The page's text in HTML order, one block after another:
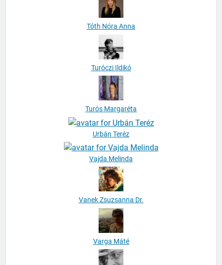
Tóth Nóra Anna
Turóczi Ildikó
Turós Margaréta
Urbán Teréz
Vajda Melinda
Vanek Zsuzsanna Dr.
Varga Máté